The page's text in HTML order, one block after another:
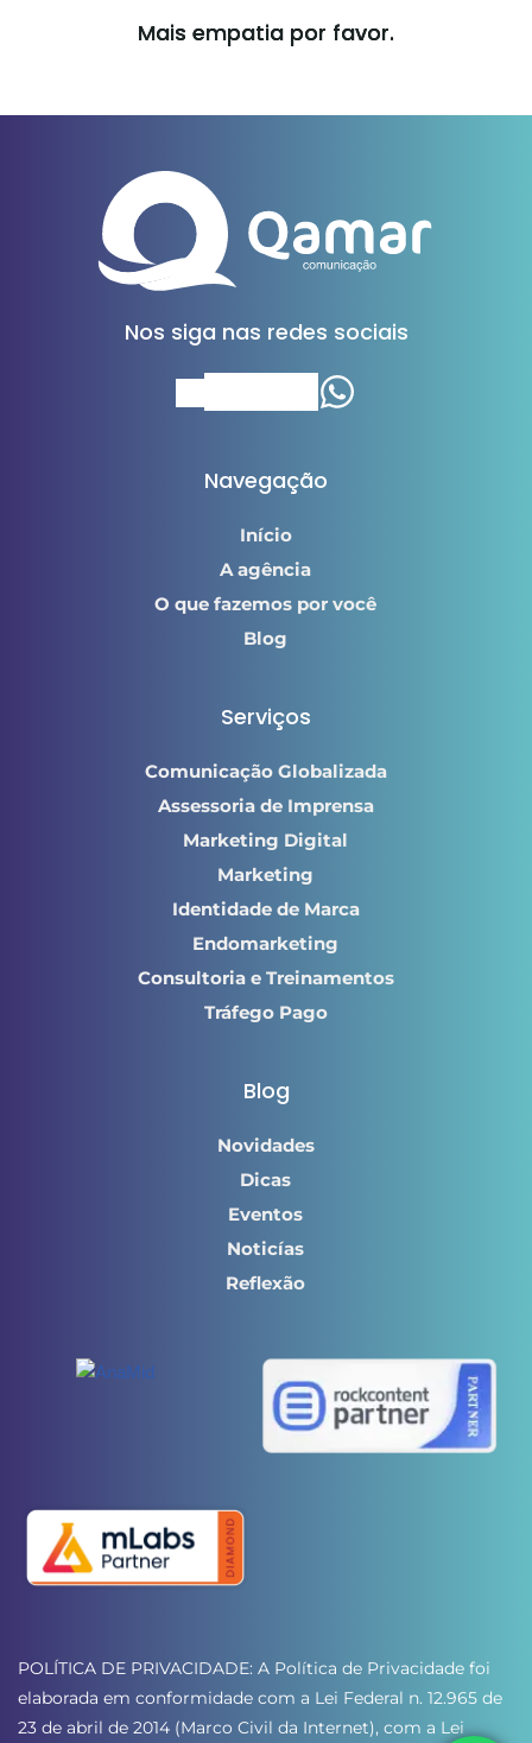
Mais empatia por favor.
Nos siga nas redes sociais
Navegação
Início
A agência
O que fazemos por você
Blog
Serviços
Comunicação Globalizada
Assessoria de Imprensa
Marketing Digital
Marketing
Identidade de Marca
Endomarketing
Consultoria e Treinamentos
Tráfego Pago
Blog
Novidades
Dicas
Eventos
Noticías
Reflexão
POLÍTICA DE PRIVACIDADE: A Política de Privacidade foi
elaborada em conformidade com a Lei Federal n. 12.965 de
23 de abril de 2014 (Marco Civil da Internet), com a Lei